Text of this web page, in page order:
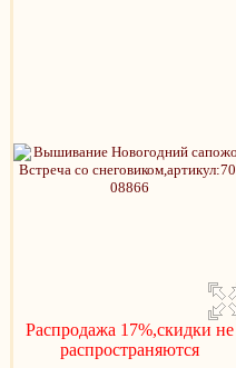
Распродажа 17%,скидки не
распространяются